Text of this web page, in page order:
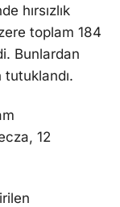
hırsızlık
toplam 184
Bunlardan
tutuklandı.
12